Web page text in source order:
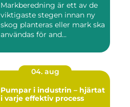
Markberedning är ett av de
viktigaste stegen innan ny
skog planteras eller mark ska
användas för and...
04. aug
Pumpar i industrin – hjärtat
i varje effektiv process